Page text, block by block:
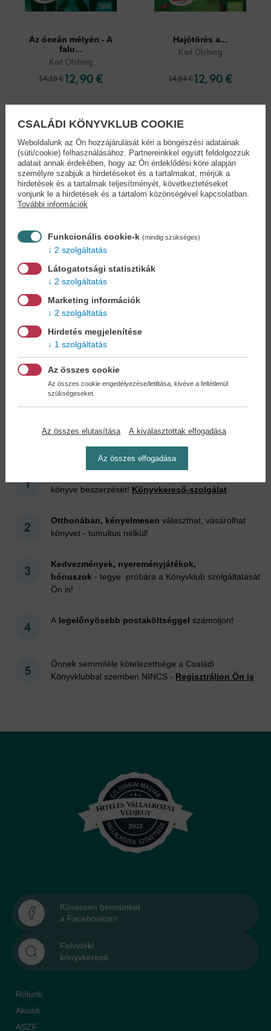
Az óceán mélyén - A
falu...
Karl Olsberg
14,19 €12,90 €
Hajótörés a...
Karl Olsberg
14,84 €12,90 €
fogságában - A...
Karl Olsberg
14,84 €12,90 €
Miért regisztráljon az oldalunkon?
könyve beszerzését! Könyvkereső-szolgálat
Otthonában, kényelmesen választhat, vásárolhat
könyvet - tumultus nélkül!
Kedvezmények, nyereményjátékok,
bónuszok - tegye próbára a Könyvklub szolgáltatását
Ön is!
A legelőnyösebb postaköltséggel számoljon!
Önnek semmiféle kötelezettsége a Családi
Könyvklubbal szemben NINCS - Regisztráljon Ön is
Kövessen bennünket
a Facebookon!
Felvidéki
könyvkereső
Rólunk
Akciók
ASZF
CSALÁDI KÖNYVKLUB COOKIE
Weboldalunk az Ön hozzájárulását kéri a böngészési adatainak
(süti/cookie) felhasználásához. Partnereinkkel együtt feldolgozzuk
adatait annak érdekében, hogy az Ön érdeklődési köre alapján
személyre szabjuk a hirdetéseket és a tartalmakat, mérjük a
hirdetések és a tartalmak teljesítményét, következtetéseket
vonjunk le a hirdetések és a tartalom közönségével kapcsolatban.
További információk
Funkcionális cookie-k (mindig szükséges)
2 szolgáltatás
Látogatotsági statisztikák
2 szolgáltatás
Marketing információk
2 szolgáltatás
Hirdetés megjelenítése
1 szolgáltatás
Az összes cookie
Az összes cookie engedélyezése/letiltása, kivéve a feltétlenül
szükségeseket.
Az összes elutasítása A kiválasztottak elfogadása
Az összes elfogadása